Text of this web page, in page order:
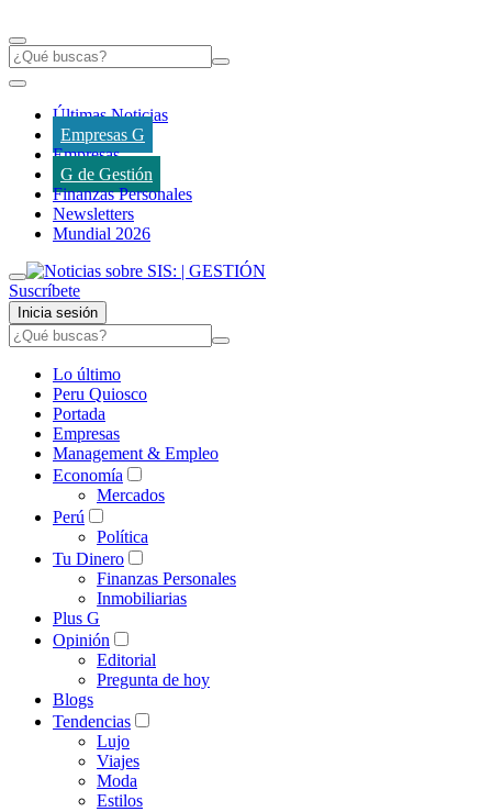
Últimas Noticias
Empresas G
Empresas
G de Gestión
Finanzas Personales
Newsletters
Mundial 2026
Suscríbete
Inicia sesión
Lo último
Peru Quiosco
Portada
Empresas
Management & Empleo
Economía
Mercados
Perú
Política
Tu Dinero
Finanzas Personales
Inmobiliarias
Plus G
Opinión
Editorial
Pregunta de hoy
Blogs
Tendencias
Lujo
Viajes
Moda
Estilos